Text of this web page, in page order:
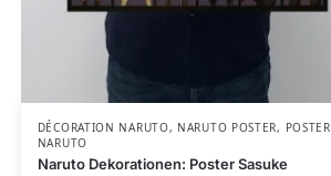
DÉCORATION NARUTO, NARUTO POSTER, POSTER
NARUTO
Naruto Dekorationen: Poster Sasuke